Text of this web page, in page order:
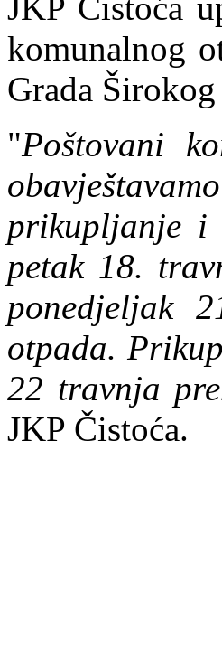
komunalnog
Grada
"Poštovani
prikupljanje i
petak 18.
ponedjeljak
otpada.
22 travnja
JKP Čistoća.